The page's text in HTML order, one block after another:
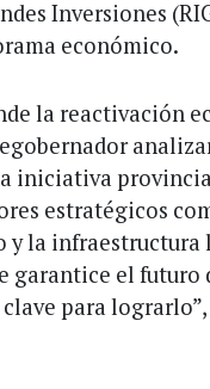
Inversiones
económico.
la reactivación
iniciativa
estratégicos
y la
garantice el futuro
para